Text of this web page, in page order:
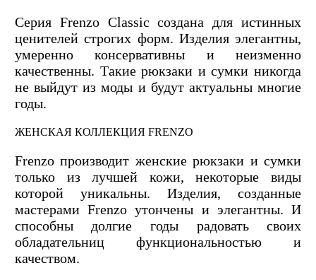
Серия Frenzo Сlassic создана для истинных
ценителей строгих форм. Изделия элегантны,
умеренно консервативны и неизменно
качественны. Такие рюкзаки и сумки никогда
не выйдут из моды и будут актуальны многие
годы.
ЖЕНСКАЯ КОЛЛЕКЦИЯ FRENZO
Frenzo производит женские рюкзаки и сумки
только из лучшей кожи, некоторые виды
которой уникальны. Изделия, созданные
мастерами Frenzo утончены и элегантны. И
способны долгие годы радовать своих
обладательниц функциональностью и
качеством.